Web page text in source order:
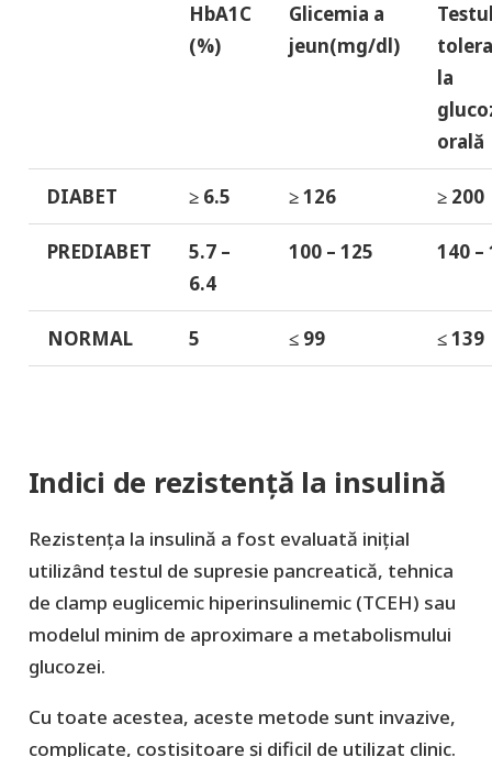
HbA1C
(%)
Glicemia a
jeun(mg/dl)
la
orală
DIABET ≥ 6.5 ≥ 126 ≥ 200
PREDIABET
5.7 –
6.4
100 – 125 140 –
NORMAL 5 ≤ 99 ≤ 139
Indici de rezistență la insulină
Rezistența la insulină a fost evaluată inițial
utilizând testul de supresie pancreatică, tehnica
de clamp euglicemic hiperinsulinemic (TCEH) sau
modelul minim de aproximare a metabolismului
glucozei.
Cu toate acestea, aceste metode sunt invazive,
complicate, costisitoare și dificil de utilizat clinic.